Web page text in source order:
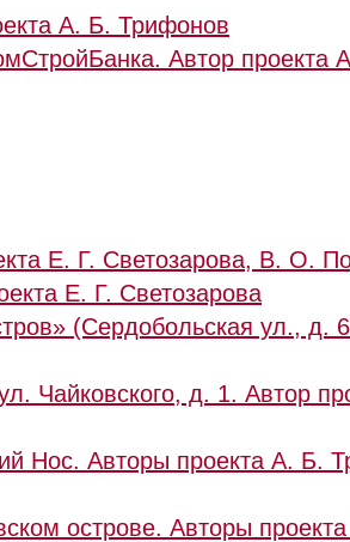
А. Б. Трифонов
Автор проекта
Е. Г. Светозарова, В. О.
Е. Г. Светозарова
(Сердобольская ул., д.
Чайковского, д. 1. Автор
Нос. Авторы проекта А. Б.
острове. Авторы